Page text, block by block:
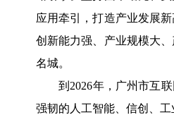
应用牵引，打造产业发展
创新能力强、产业规模大
名城。
到2026年，广州市互联
强韧的人工智能、信创、